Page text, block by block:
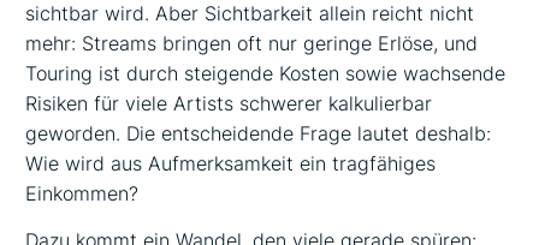
sichtbar wird. Aber Sichtbarkeit allein reicht nicht
mehr: Streams bringen oft nur geringe Erlöse, und
Touring ist durch steigende Kosten sowie wachsende
Risiken für viele Artists schwerer kalkulierbar
geworden. Die entscheidende Frage lautet deshalb:
Wie wird aus Aufmerksamkeit ein tragfähiges
Einkommen?
Dazu kommt ein Wandel, den viele gerade spüren: